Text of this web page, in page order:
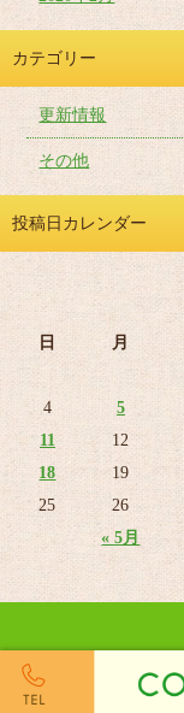
カテゴリー
更新情報
その他
投稿日カレンダー
日 月
« 5月
4
5
11
12
18
19
25
26